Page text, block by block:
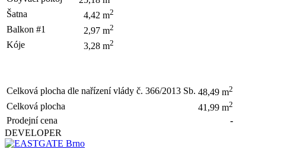
Šatna 4,42 m2
Balkon #1 2,97 m2
Kóje 3,28 m2
Celková plocha dle nařízení vlády č. 366/2013 Sb. 48,49 m2
Celková plocha 41,99 m2
Prodejní cena
-
DEVELOPER